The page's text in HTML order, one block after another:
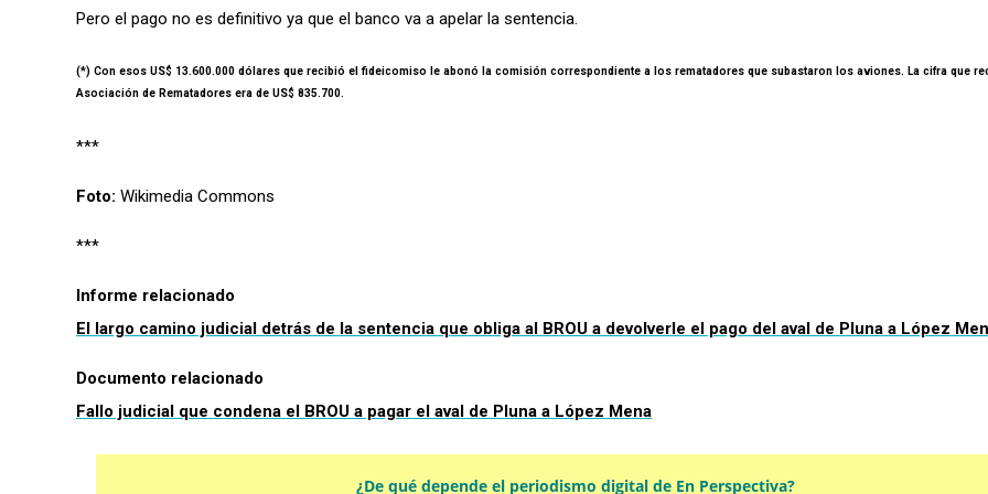
Pero el pago no es definitivo ya que el banco va a apelar la sentencia.
(*) Con esos US$ 13.600.000 dólares que recibió el fideicomiso le abonó la comisión correspondiente a los rematadores que subastaron los aviones. La cifra que
Asociación de Rematadores era de US$ 835.700.
***
Foto: Wikimedia Commons
***
Informe relacionado
El largo camino judicial detrás de la sentencia que obliga al BROU a devolverle el pago del aval de Pluna a López
Documento relacionado
Fallo judicial que condena el BROU a pagar el aval de Pluna a López Mena
¿De qué depende el periodismo digital de En Perspectiva?